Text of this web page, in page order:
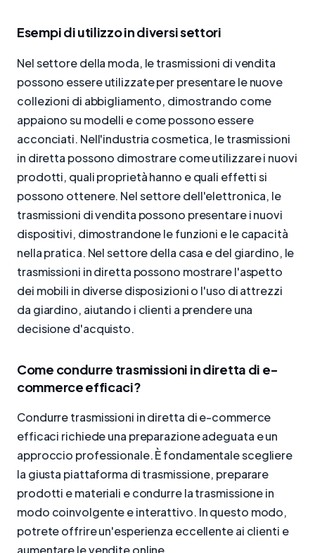
Esempi di utilizzo in diversi settori
Nel settore della moda, le trasmissioni di vendita
possono essere utilizzate per presentare le nuove
collezioni di abbigliamento, dimostrando come
appaiono su modelli e come possono essere
acconciati. Nell'industria cosmetica, le trasmissioni
in diretta possono dimostrare come utilizzare i nuovi
prodotti, quali proprietà hanno e quali effetti si
possono ottenere. Nel settore dell'elettronica, le
trasmissioni di vendita possono presentare i nuovi
dispositivi, dimostrandone le funzioni e le capacità
nella pratica. Nel settore della casa e del giardino, le
trasmissioni in diretta possono mostrare l'aspetto
dei mobili in diverse disposizioni o l'uso di attrezzi
da giardino, aiutando i clienti a prendere una
decisione d'acquisto.
Come condurre trasmissioni in diretta di e-
commerce efficaci?
Condurre trasmissioni in diretta di e-commerce
efficaci richiede una preparazione adeguata e un
approccio professionale. È fondamentale scegliere
la giusta piattaforma di trasmissione, preparare
prodotti e materiali e condurre la trasmissione in
modo coinvolgente e interattivo. In questo modo,
potrete offrire un'esperienza eccellente ai clienti e
aumentare le vendite online.